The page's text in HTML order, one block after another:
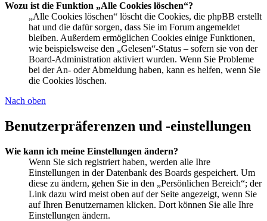
Wozu ist die Funktion „Alle Cookies löschen“?
„Alle Cookies löschen“ löscht die Cookies, die phpBB erstellt
hat und die dafür sorgen, dass Sie im Forum angemeldet
bleiben. Außerdem ermöglichen Cookies einige Funktionen,
wie beispielsweise den „Gelesen“-Status – sofern sie von der
Board-Administration aktiviert wurden. Wenn Sie Probleme
bei der An- oder Abmeldung haben, kann es helfen, wenn Sie
die Cookies löschen.
Nach oben
Benutzerpräferenzen und -einstellungen
Wie kann ich meine Einstellungen ändern?
Wenn Sie sich registriert haben, werden alle Ihre
Einstellungen in der Datenbank des Boards gespeichert. Um
diese zu ändern, gehen Sie in den „Persönlichen Bereich“; der
Link dazu wird meist oben auf der Seite angezeigt, wenn Sie
auf Ihren Benutzernamen klicken. Dort können Sie alle Ihre
Einstellungen ändern.